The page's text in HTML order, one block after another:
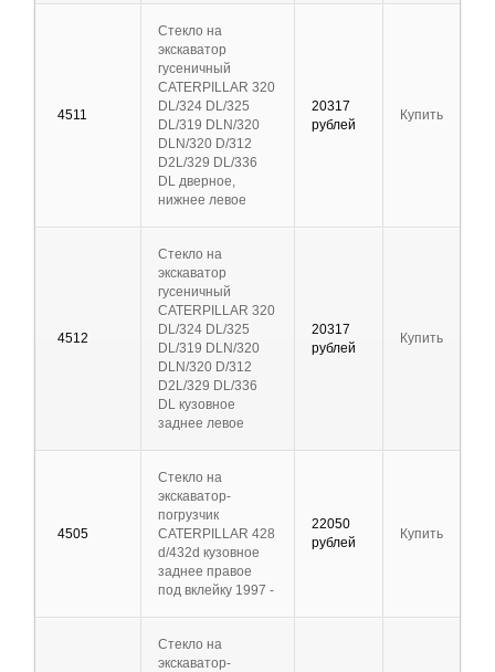
4511
Стекло на
экскаватор
гусеничный
CATERPILLAR 320
DL/324 DL/325
DL/319 DLN/320
DLN/320 D/312
D2L/329 DL/336
DL дверное,
нижнее левое
20317
рублей
Купить
4512
Стекло на
экскаватор
гусеничный
CATERPILLAR 320
DL/324 DL/325
DL/319 DLN/320
DLN/320 D/312
D2L/329 DL/336
DL кузовное
заднее левое
20317
рублей
Купить
4505
Стекло на
экскаватор-
погрузчик
CATERPILLAR 428
d/432d кузовное
заднее правое
под вклейку 1997 -
22050
рублей
Купить
Стекло на
экскаватор-